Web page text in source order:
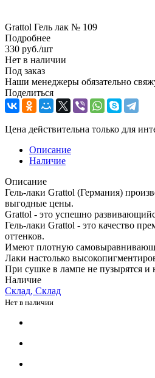
Grattol Гель лак № 109
Подробнее
330 руб./шт
Нет в наличии
Под заказ
Наши менеджеры обязательно
Поделиться
Цена действительна только для
Описание
Наличие
Описание
Гель-лаки Grattol (Германия)
выгодные цены.
Grattol - это успешно
Гель-лаки Grattol - это качество
оттенков.
Имеют плотную
Лаки настолько
При сушке в лампе не пузырятся и
Наличие
Склад, Склад
Нет в наличии